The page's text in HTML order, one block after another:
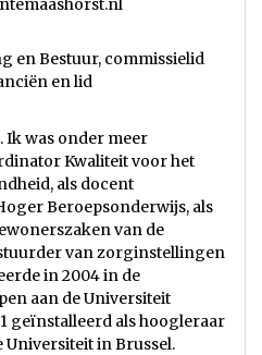
en Bestuur, commissielid
en lid
Ik was onder meer
Kwaliteit voor het
als docent
Beroepsonderwijs, als
van de
van zorginstellingen
in 2004 in de
aan de Universiteit
geïnstalleerd als hoogleraar
Universiteit in Brussel.